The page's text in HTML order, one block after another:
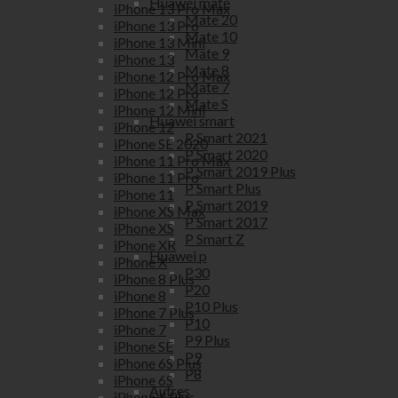
Mate 20
Mate 10
Mate 9
Mate 8
Mate 7
Mate S
Huawei smart
P Smart 2021
P Smart 2020
P Smart 2019 Plus
P Smart Plus
P Smart 2019
P Smart 2017
P Smart Z
Huawei p
P30
P20
P10 Plus
P10
P9 Plus
P9
P8
Autres
iPhone 13 Pro Max
iPhone 13 Pro
iPhone 13 Mini
iPhone 13
iPhone 12 Pro Max
iPhone 12 Pro
iPhone 12 Mini
iPhone 12
iPhone SE 2020
iPhone 11 Pro Max
iPhone 11 Pro
iPhone 11
iPhone XS Max
iPhone XS
iPhone XR
iPhone X
iPhone 8 Plus
iPhone 8
iPhone 7 Plus
iPhone 7
iPhone SE
iPhone 6S Plus
iPhone 6S